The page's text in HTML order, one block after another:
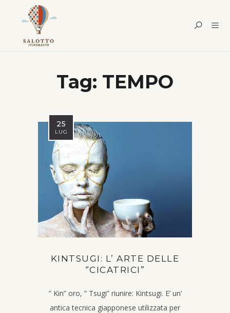
Tag: TEMPO
25
LUG
KINTSUGI: L’ ARTE DELLE
“CICATRICI”
” Kin” oro, ” Tsugi” riunire: Kintsugi. E’ un’
antica tecnica giapponese utilizzata per